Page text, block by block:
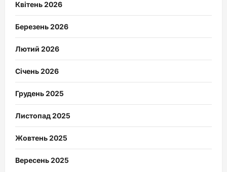
Квітень 2026
Березень 2026
Лютий 2026
Січень 2026
Грудень 2025
Листопад 2025
Жовтень 2025
Вересень 2025